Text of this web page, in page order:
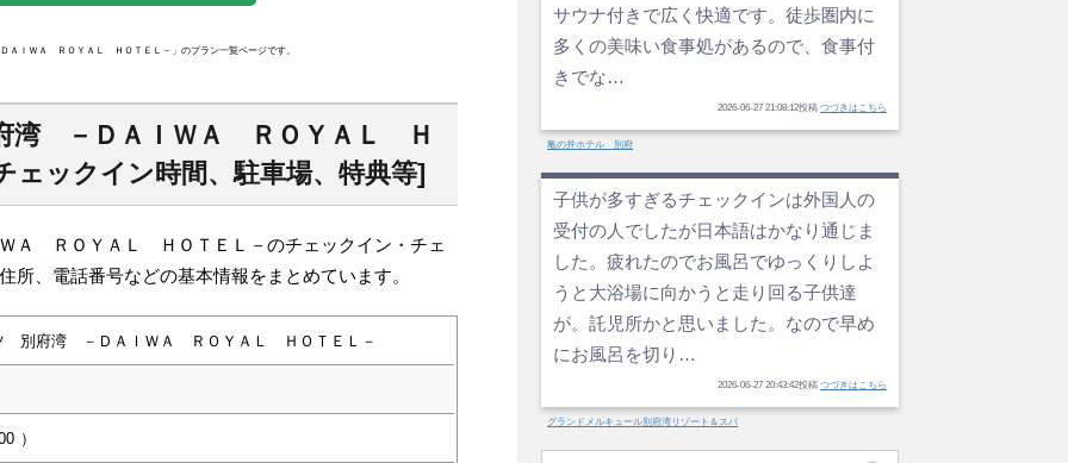
ＩＷＡ ＲＯＹＡＬ ＨＯＴＥＬ－」のプラン一覧ページです。
湾 －ＤＡＩＷＡ ＲＯＹＡＬ Ｈ
ェックイン時間、駐車場、特典等]
Ａ ＲＯＹＡＬ ＨＯＴＥＬ－のチェックイン・チェ
所、電話番号などの基本情報をまとめています。
別府湾 －ＤＡＩＷＡ ＲＯＹＡＬ ＨＯＴＥＬ－
）
サウナ付きで広く快適です。徒歩圏内に
多くの美味い食事処があるので、食事付
きでな…
2026-06-27 21:08:12投稿 つづきはこちら
亀の井ホテル 別府
子供が多すぎるチェックインは外国人の
受付の人でしたが日本語はかなり通じま
した。疲れたのでお風呂でゆっくりしよ
うと大浴場に向かうと走り回る子供達
が。託児所かと思いました。なので早め
にお風呂を切り…
2026-06-27 20:43:42投稿 つづきはこちら
グランドメルキュール別府湾リゾート＆スパ